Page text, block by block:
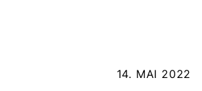
14. MAI 2022